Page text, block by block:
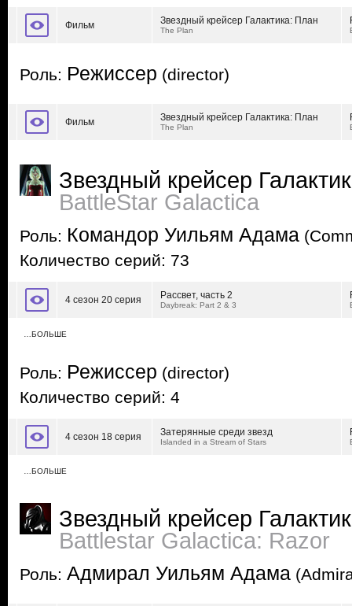
Фильм Звездный крейсер Галактика: План
The Plan
Роль: Режиссер (director)
Фильм Звездный крейсер Галактика: План
The Plan
Звездный крейсер
BattleStar Galactica
Роль: Командор Уильям Адама
Количество серий: 73
4 сезон 20 серия Рассвет, часть 2
Daybreak: Part 2 & 3
…БОЛЬШЕ
Роль: Режиссер (director)
Количество серий: 4
4 сезон 18 серия Затерянные среди звезд
Islanded in a Stream of Stars
…БОЛЬШЕ
Звездный крейсер
Battlestar Galactica: Razor
Роль: Адмирал Уильям Адама